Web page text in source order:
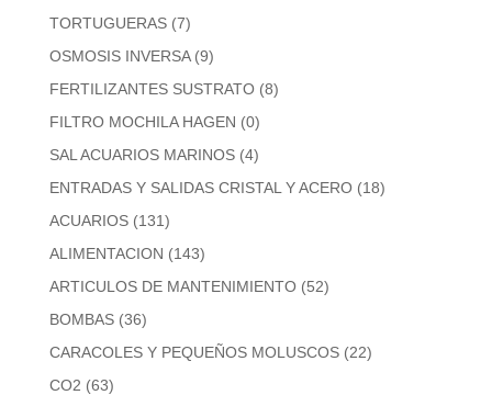
TORTUGUERAS (7)
OSMOSIS INVERSA (9)
FERTILIZANTES SUSTRATO (8)
FILTRO MOCHILA HAGEN (0)
SAL ACUARIOS MARINOS (4)
ENTRADAS Y SALIDAS CRISTAL Y ACERO (18)
ACUARIOS (131)
ALIMENTACION (143)
ARTICULOS DE MANTENIMIENTO (52)
BOMBAS (36)
CARACOLES Y PEQUEÑOS MOLUSCOS (22)
CO2 (63)